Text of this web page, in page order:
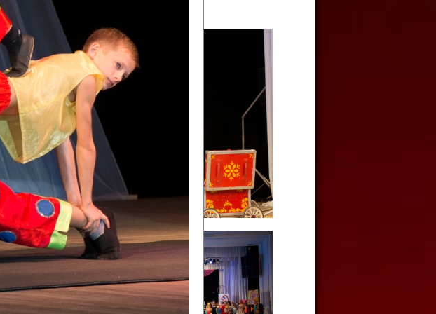
с.
и
Делакеу,
культуры
Красное,